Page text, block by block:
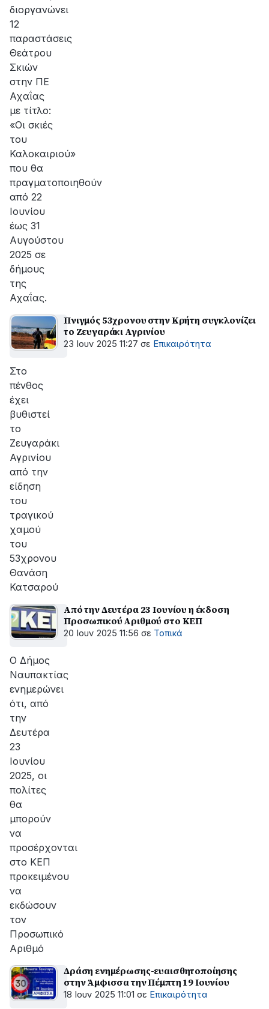
διοργανώνει
12
παραστάσεις
Θεάτρου
Σκιών
στην ΠΕ
Αχαΐας
με τίτλο:
«Οι σκιές
του
Καλοκαιριού»
που θα
πραγματοποιηθούν
από 22
Ιουνίου
έως 31
Αυγούστου
2025 σε
δήμους
της
Αχαΐας.
Πνιγμός 53χρονου στην Κρήτη συγκλονίζει
το Ζευγαράκι Αγρινίου
23 Ιουν 2025 11:27 σε Επικαιρότητα
Στο
πένθος
έχει
βυθιστεί
το
Ζευγαράκι
Αγρινίου
από την
είδηση
του
τραγικού
χαμού
του
53χρονου
Θανάση
Κατσαρού
Από την Δευτέρα 23 Ιουνίου η έκδοση
Προσωπικού Αριθμού στο ΚΕΠ
20 Ιουν 2025 11:56 σε Τοπικά
Ο Δήμος
Ναυπακτίας
ενημερώνει
ότι, από
την
Δευτέρα
23
Ιουνίου
2025, οι
πολίτες
θα
μπορούν
να
προσέρχονται
στο ΚΕΠ
προκειμένου
να
εκδώσουν
τον
Προσωπικό
Αριθμό
Δράση ενημέρωσης-ευαισθητοποίησης
στην Άμφισσα την Πέμπτη 19 Ιουνίου
18 Ιουν 2025 11:01 σε Επικαιρότητα